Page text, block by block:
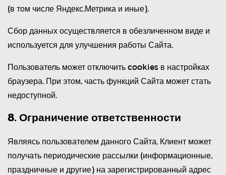
(в том числе Яндекс.Метрика и иные).
Сбор данных осуществляется в обезличенном виде и
используется для улучшения работы Сайта.
Пользователь может отключить cookies в настройках
браузера. При этом, часть функций Сайта может стать
недоступной.
8. Ограничение ответственности
Являясь пользователем данного Сайта, Клиент может
получать периодические рассылки (информационные,
праздничные и другие) на зарегистрированный адрес